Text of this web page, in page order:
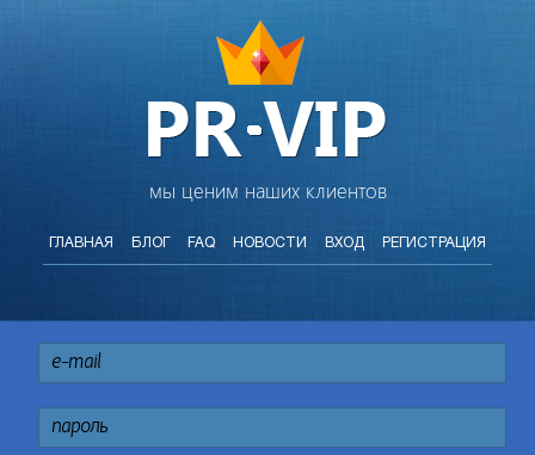
мы ценим наших клиентов
ГЛАВНАЯ БЛОГ FAQ НОВОСТИ ВХОД РЕГИСТРАЦИЯ